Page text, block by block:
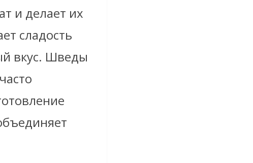
и делает их
сладость
вкус. Шведы